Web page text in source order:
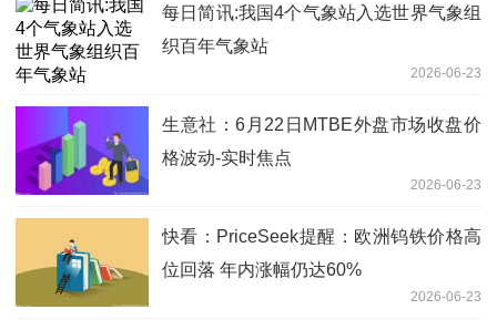
每日简讯:我国4个气象站入选世界气象组
织百年气象站
2026-06-23
生意社：6月22日MTBE外盘市场收盘价
格波动-实时焦点
2026-06-23
快看：PriceSeek提醒：欧洲钨铁价格高
位回落 年内涨幅仍达60%
2026-06-23